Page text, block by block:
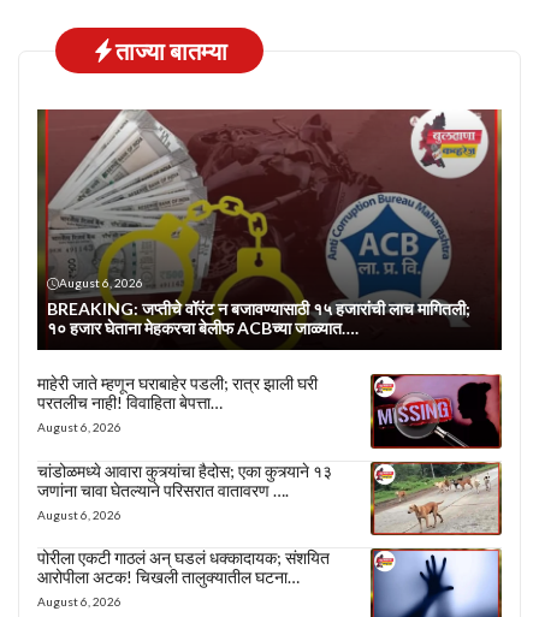
ताज्या बातम्या
August 6, 2026
BREAKING: जप्तीचे वॉरंट न बजावण्यासाठी १५ हजारांची लाच मागितली;
१० हजार घेताना मेहकरचा बेलीफ ACBच्या जाळ्यात….
माहेरी जाते म्हणून घराबाहेर पडली; रात्र झाली घरी
परतलीच नाही! विवाहिता बेपत्ता…
August 6, 2026
चांडोळमध्ये आवारा कुत्र्यांचा हैदोस; एका कुत्र्याने १३
जणांना चावा घेतल्याने परिसरात वातावरण ….
August 6, 2026
पोरीला एकटी गाठलं अन् घडलं धक्कादायक; संशयित
आरोपीला अटक! चिखली तालुक्यातील घटना…
August 6, 2026